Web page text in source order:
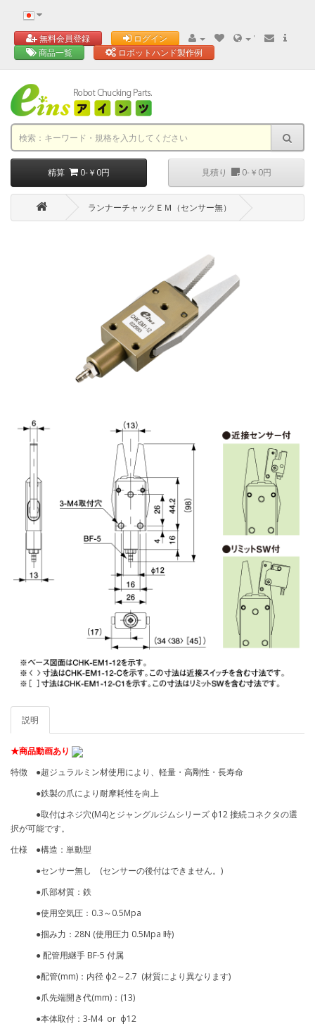
無料会員登録 ログイン
'
商品一覧
ロボットハンド製作例
精算 0-￥0円 見積り 0-￥0円
ランナーチャックＥＭ（センサー無）
説明
★商品動画あり
特徴 ●超ジュラルミン材使用により、軽量・高剛性・長寿命
●鉄製の爪により耐摩耗性を向上
●取付はネジ穴(M4)とジャングルジムシリーズ ф12 接続コネクタの選
択が可能です。
仕様 ●構造：単動型
●センサー無し (センサーの後付はできません。)
●爪部材質：鉄
●使用空気圧：0.3～0.5Mpa
●掴み力：28N (使用圧力 0.5Mpa 時)
● 配管用継手 BF-5 付属
●配管(mm)：内径 ф2～2.7 (材質により異なります)
●爪先端開き代(mm)：(13)
●本体取付：3-M4 or ф12